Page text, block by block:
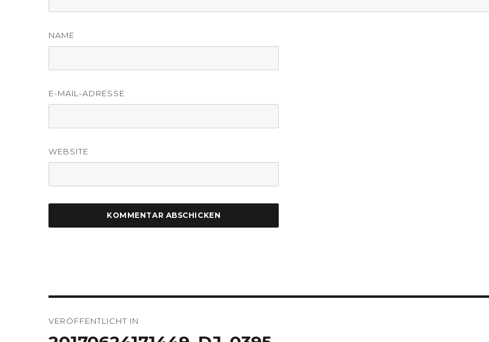
NAME
E-MAIL-ADRESSE
WEBSITE
VERÖFFENTLICHT IN